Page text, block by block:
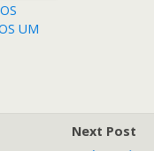
UM
Next Post